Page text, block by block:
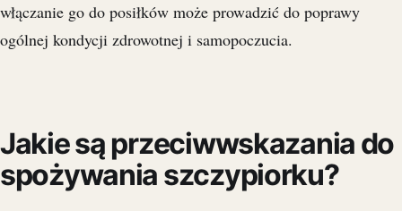
włączanie go do posiłków może prowadzić do poprawy
ogólnej kondycji zdrowotnej i samopoczucia.
Jakie są przeciwwskazania do
spożywania szczypiorku?